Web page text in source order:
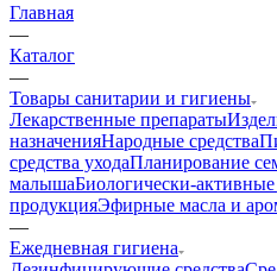
Главная
—
Каталог
—
Товары санитарии и гигиены
Лекарственные препараты
назначенияНародные средства
средства уходаПланирование
малышаБиологически-
продукцияЭфирные масла и
—
Ежедневная гигиена